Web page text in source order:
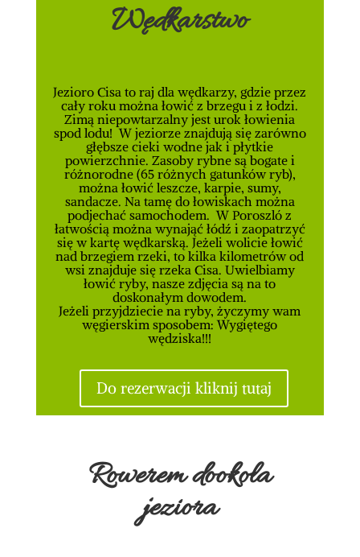
Wędkarstwo
Jezioro Cisa to raj dla wędkarzy, gdzie przez
cały roku można łowić z brzegu i z łodzi.
Zimą niepowtarzalny jest urok łowienia
spod lodu! W jeziorze znajdują się zarówno
głębsze cieki wodne jak i płytkie
powierzchnie. Zasoby rybne są bogate i
różnorodne (65 różnych gatunków ryb),
można łowić leszcze, karpie, sumy,
sandacze. Na tamę do łowiskach można
podjechać samochodem. W Poroszló z
łatwością można wynająć łódź i zaopatrzyć
się w kartę wędkarską. Jeżeli wolicie łowić
nad brzegiem rzeki, to kilka kilometrów od
wsi znajduje się rzeka Cisa. Uwielbiamy
łowić ryby, nasze zdjęcia są na to
doskonałym dowodem.
Jeżeli przyjdziecie na ryby, życzymy wam
węgierskim sposobem: Wygiętego
wędziska!!!
Do rezerwacji kliknij tutaj
Rowerem dookoła
jeziora